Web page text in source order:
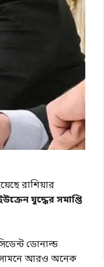
রাশিয়ার
যুদ্ধের সমাপ্তি
ডোনাল্ড
“সামনে আরও অনেক